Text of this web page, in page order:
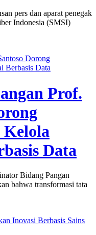
pers dan aparat penegak
Indonesia (SMSI)
Dorong
Berbasis Data
Prof.
Kelola
Data
Bidang Pangan
bahwa transformasi tata
Inovasi Berbasis Sains